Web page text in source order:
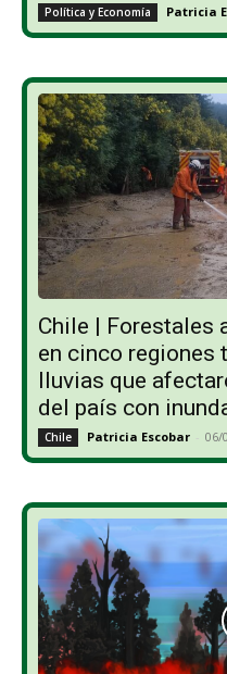
Política y Economía Patricia
Chile | Forestales
en cinco regiones
lluvias que
del país con
Chile Patricia Escobar - 06/